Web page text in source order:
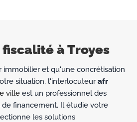
à Troyes
immobilier et qu'une concrétisation
situation, l'interlocuteurafr
ville est un professionnel des
financement. Il étudie votre
les solutions